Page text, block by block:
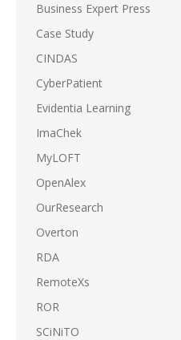
Business Expert Press
Case Study
CINDAS
CyberPatient
Evidentia Learning
ImaChek
MyLOFT
OpenAlex
OurResearch
Overton
RDA
RemoteXs
ROR
SCiNiTO